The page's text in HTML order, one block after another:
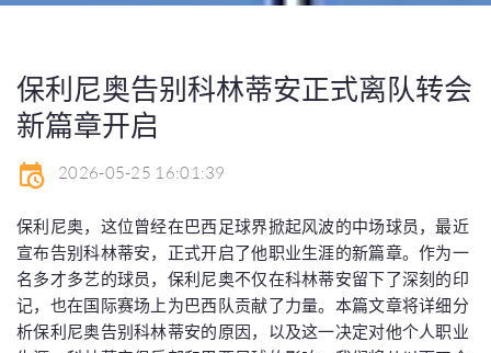
保利尼奥告别科林蒂安正式离队转会
新篇章开启
2026-05-25 16:01:39
保利尼奥，这位曾经在巴西足球界掀起风波的中场球员，最近
宣布告别科林蒂安，正式开启了他职业生涯的新篇章。作为一
名多才多艺的球员，保利尼奥不仅在科林蒂安留下了深刻的印
记，也在国际赛场上为巴西队贡献了力量。本篇文章将详细分
析保利尼奥告别科林蒂安的原因，以及这一决定对他个人职业